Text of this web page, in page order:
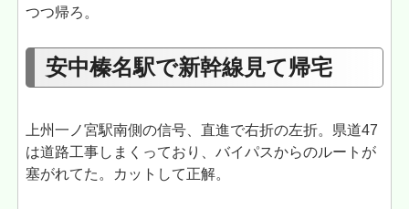
つつ帰ろ。
安中榛名駅で新幹線見て帰宅
上州一ノ宮駅南側の信号、直進で右折の左折。県道47
は道路工事しまくっており、バイパスからのルートが
塞がれてた。カットして正解。